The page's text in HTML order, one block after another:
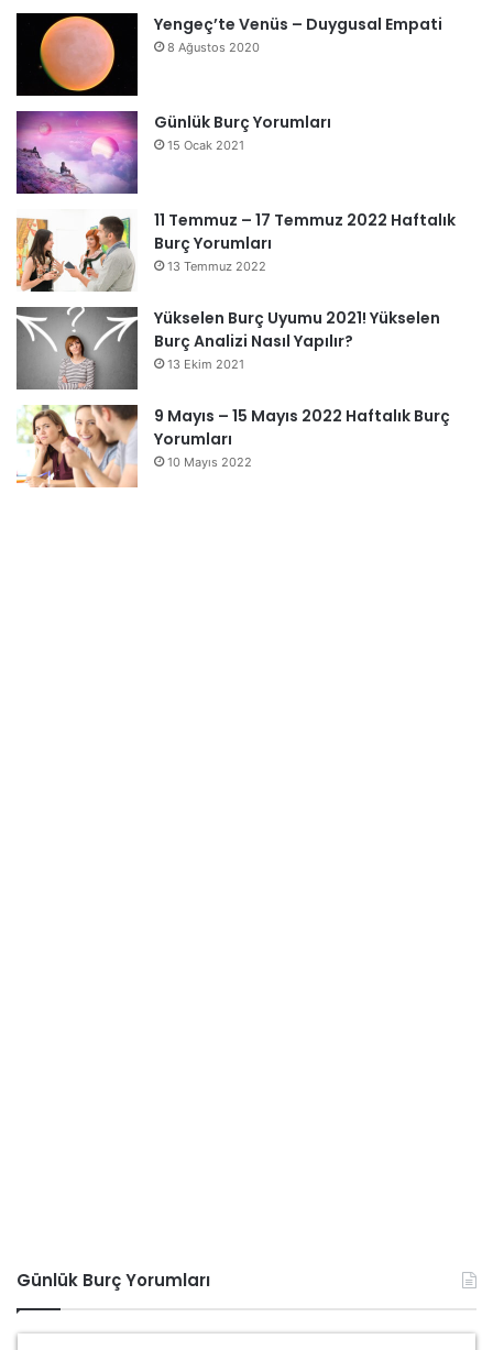
Yengeç’te Venüs – Duygusal Empati
8 Ağustos 2020
Günlük Burç Yorumları
15 Ocak 2021
11 Temmuz – 17 Temmuz 2022 Haftalık
Burç Yorumları
13 Temmuz 2022
Yükselen Burç Uyumu 2021! Yükselen
Burç Analizi Nasıl Yapılır?
13 Ekim 2021
9 Mayıs – 15 Mayıs 2022 Haftalık Burç
Yorumları
10 Mayıs 2022
Günlük Burç Yorumları